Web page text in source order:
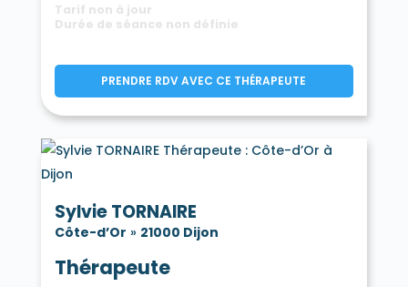
Tarif non à jour
Durée de séance non définie
PRENDRE RDV AVEC CE THÉRAPEUTE
Sylvie TORNAIRE
Côte-d’Or » 21000 Dijon
Thérapeute